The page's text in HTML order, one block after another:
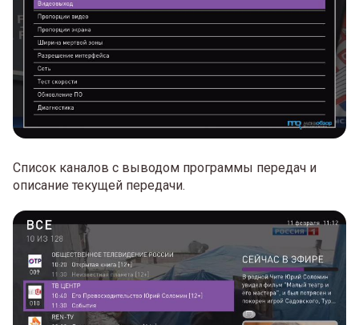
Список каналов с выводом программы передач и
описание текущей передачи.